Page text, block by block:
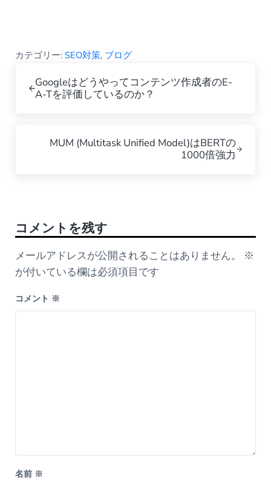
カテゴリー: SEO対策, ブログ
Googleはどうやってコンテンツ作成者のE-
A-Tを評価しているのか？
MUM (Multitask Unified Model)はBERTの
1000倍強力
コメントを残す
メールアドレスが公開されることはありません。
※
が付いている欄は必須項目です
コメント ※
名前 ※